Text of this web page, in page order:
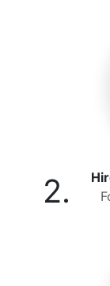
2.